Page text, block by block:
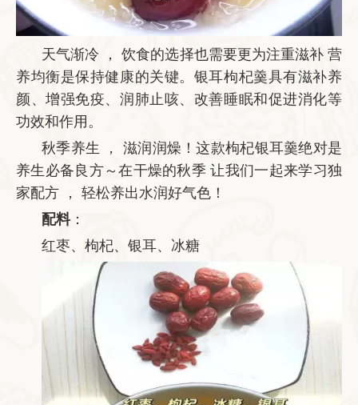
天气渐冷 ， 饮食的选择也需要更为注重滋补 营
养均衡是保持健康的关键。银耳枸杞羹具有滋补养
颜、增强免疫、润肺止咳、改善睡眠和促进消化等
功效和作用。
秋季养生 ， 滋润润燥！这款枸杞银耳羹绝对是
养生必备良方～在干燥的秋季 让我们一起来学习独
家配方 ， 轻松养出水润好气色！
配料：
红枣、枸杞、银耳、冰糖